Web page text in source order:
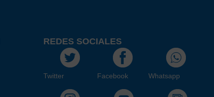
REDES SOCIALES
Twitter Facebook Whatsapp